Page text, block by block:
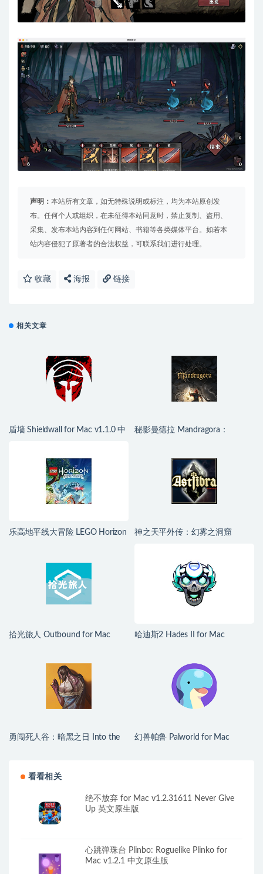
声明： 本站所有文章，如无特殊说明或标注，均为本站原创发
布。任何个人或组织，在未征得本站同意时，禁止复制、盗用、
采集、发布本站内容到任何网站、书籍等各类媒体平台。如若本
站内容侵犯了原著者的合法权益，可联系我们进行处理。
收藏 海报 链接
相关文章
盾墙 Shieldwall for Mac v1.1.0 中
秘影曼德拉 Mandragora：
乐高地平线大冒险 LEGO Horizon
神之天平外传：幻雾之洞窟
拾光旅人 Outbound for Mac
哈迪斯2 Hades II for Mac
勇闯死人谷：暗黑之日 Into the
幻兽帕鲁 Palworld for Mac
看看相关
绝不放弃 for Mac v1.2.31611 Never Give
Up 英文原生版
心跳弹珠台 Plinbo: Roguelike Plinko for
Mac v1.2.1 中文原生版